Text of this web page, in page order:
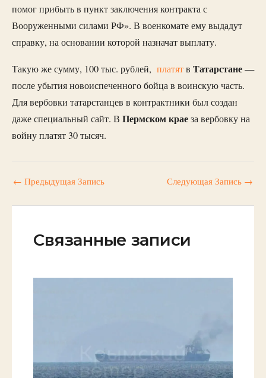
помог прибыть в пункт заключения контракта с
Вооруженными силами РФ». В военкомате ему выдадут
справку, на основании которой назначат выплату.
Такую же сумму, 100 тыс. рублей, платятв Татарстане—
после убытия новоиспеченного бойца в воинскую часть.
Для вербовки татарстанцев в контрактники был создан
даже специальный сайт. В Пермском краеза вербовку на
войну платят 30 тысяч.
← Предыдущая Запись Следующая Запись →
Связанные записи